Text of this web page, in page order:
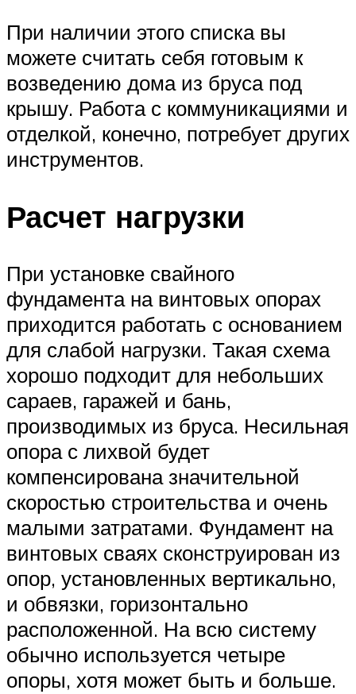
При наличии этого списка вы
можете считать себя готовым к
возведению дома из бруса под
крышу. Работа с коммуникациями и
отделкой, конечно, потребует других
инструментов.
Расчет нагрузки
При установке свайного
фундамента на винтовых опорах
приходится работать с основанием
для слабой нагрузки. Такая схема
хорошо подходит для небольших
сараев, гаражей и бань,
производимых из бруса. Несильная
опора с лихвой будет
компенсирована значительной
скоростью строительства и очень
малыми затратами. Фундамент на
винтовых сваях сконструирован из
опор, установленных вертикально,
и обвязки, горизонтально
расположенной. На всю систему
обычно используется четыре
опоры, хотя может быть и больше.